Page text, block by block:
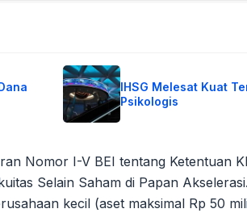
IHSG Melesat Kuat
Psikologis
Nomor I-V BEI tentang Ketentuan
Selain Saham di Papan
kecil (aset maksimal Rp 50